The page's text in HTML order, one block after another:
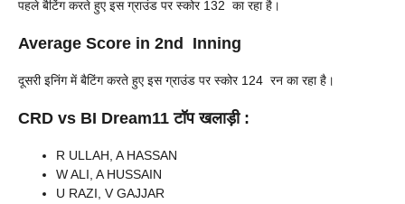
पहले बैटिंग करते हुए इस ग्राउंड पर स्कोर 132 का रहा है।
Average Score in 2nd Inning
दूसरी इनिंग में बैटिंग करते हुए इस ग्राउंड पर स्कोर 124 रन का रहा है।
CRD vs BI Dream11 टॉप खलाड़ी :
R ULLAH, A HASSAN
W ALI, A HUSSAIN
U RAZI, V GAJJAR